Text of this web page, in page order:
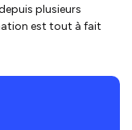
plusieurs
est tout à fait